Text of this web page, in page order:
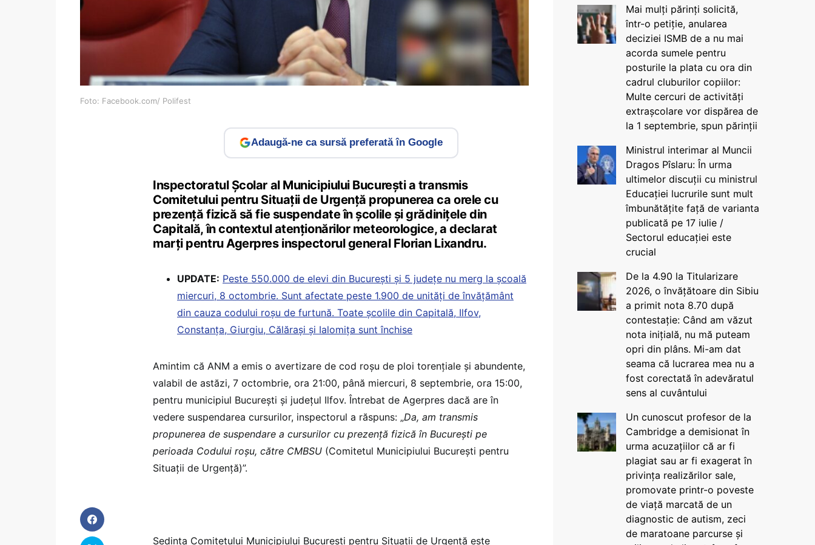
Foto: Facebook.com/ Polifest
Adaugă-ne ca sursă preferată în Google
Inspectoratul Școlar al Municipiului București a transmis
Comitetului pentru Situații de Urgență propunerea ca orele cu
prezență fizică să fie suspendate în școlile și grădinițele din
Capitală, în contextul atenționărilor meteorologice, a declarat
marți pentru Agerpres inspectorul general Florian Lixandru.
UPDATE: Peste 550.000 de elevi din București și 5 județe nu merg la școală
miercuri, 8 octombrie. Sunt afectate peste 1.900 de unități de învățământ
din cauza codului roșu de furtună. Toate școlile din Capitală, Ilfov,
Constanța, Giurgiu, Călărași și Ialomița sunt închise
Amintim că ANM a emis o avertizare de cod roșu de ploi torențiale și abundente,
valabil de astăzi, 7 octombrie, ora 21:00, până miercuri, 8 septembrie, ora 15:00,
pentru municipiul București și județul Ilfov. Întrebat de Agerpres dacă are în
vedere suspendarea cursurilor, inspectorul a răspuns: „Da, am transmis
propunerea de suspendare a cursurilor cu prezență fizică în București pe
perioada Codului roșu, către CMBSU (Comitetul Municipiului București pentru
Situații de Urgență)”.
Ședința Comitetului Municipiului București pentru Situații de Urgență este
Mai mulți părinți solicită,
într-o petiție, anularea
deciziei ISMB de a nu mai
acorda sumele pentru
posturile la plata cu ora din
cadrul cluburilor copiilor:
Multe cercuri de activități
extrașcolare vor dispărea de
la 1 septembrie, spun părinții
Ministrul interimar al Muncii
Dragos Pîslaru: În urma
ultimelor discuții cu ministrul
Educației lucrurile sunt mult
îmbunătățite față de varianta
publicată pe 17 iulie /
Sectorul educației este
crucial
De la 4.90 la Titularizare
2026, o învățătoare din Sibiu
a primit nota 8.70 după
contestație: Când am văzut
nota inițială, nu mă puteam
opri din plâns. Mi-am dat
seama că lucrarea mea nu a
fost corectată în adevăratul
sens al cuvântului
Un cunoscut profesor de la
Cambridge a demisionat în
urma acuzațiilor că ar fi
plagiat sau ar fi exagerat în
privința realizărilor sale,
promovate printr-o poveste
de viață marcată de un
diagnostic de autism, zeci
de maratoane parcurse și